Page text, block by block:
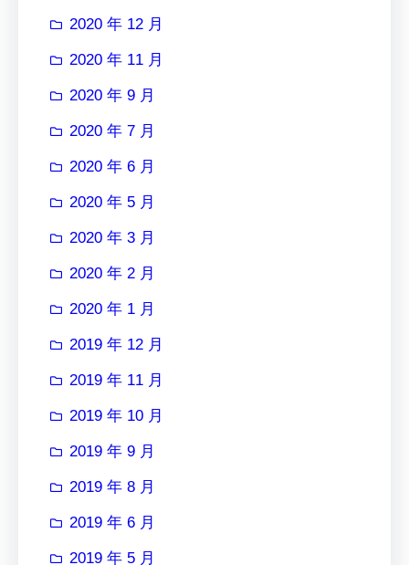
2020 年 12 月
2020 年 11 月
2020 年 9 月
2020 年 7 月
2020 年 6 月
2020 年 5 月
2020 年 3 月
2020 年 2 月
2020 年 1 月
2019 年 12 月
2019 年 11 月
2019 年 10 月
2019 年 9 月
2019 年 8 月
2019 年 6 月
2019 年 5 月